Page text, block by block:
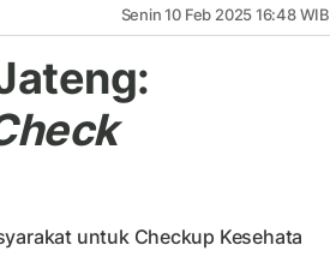
Senin 10 Feb 2025 16:48 WIB
untuk Checkup Kesehata